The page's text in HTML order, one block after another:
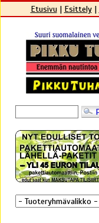
Etusivu| Esittely|